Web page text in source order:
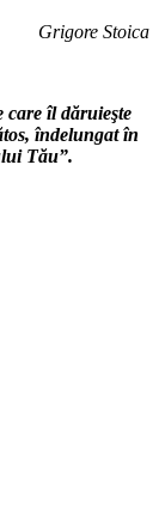
Grigore Stoica
care îl dăruieşte
îndelungat în
Tău”.